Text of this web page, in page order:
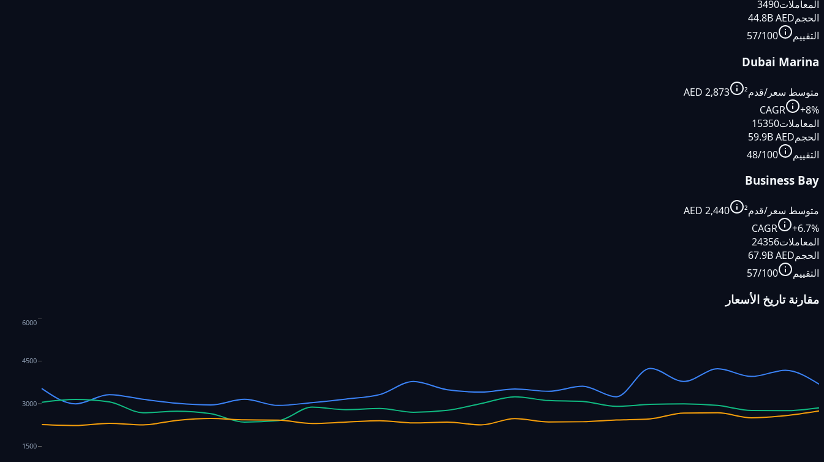
المعاملات3490
الحجم
44.8BAED
التقييم
57/100
Dubai Marina
متوسط سعر/قدم² 2,873
CAGR
+8%
المعاملات15350
الحجم
59.9BAED
التقييم
48/100
Business Bay
متوسط سعر/قدم² 2,440
CAGR
+6.7%
المعاملات24356
الحجم
67.9BAED
التقييم
57/100
مقارنة تاريخ الأسعار
1500
3000
4500
6000